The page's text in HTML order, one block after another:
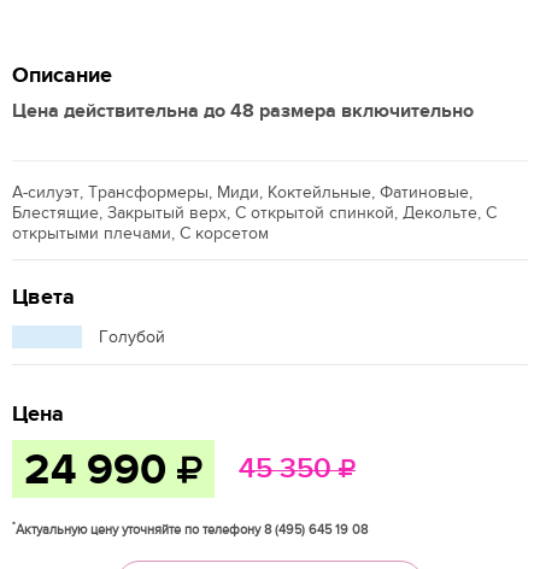
Описание
Цена действительна до 48 размера включительно
А-силуэт, Трансформеры, Миди, Коктейльные, Фатиновые,
Блестящие, Закрытый верх, С открытой спинкой, Декольте, С
открытыми плечами, С корсетом
Цвета
Голубой
Цена
24 990 45 350
*Актуальную цену уточняйте по телефону 8 (495) 645 19 08